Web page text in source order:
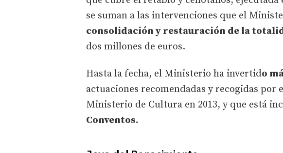
se suman a las intervenciones que el
consolidación y restauración de la
dos millones de euros.
Hasta la fecha, el Ministerio ha invertido
actuaciones recomendadas y recogidas
Ministerio de Cultura en 2013, y que está
Conventos.